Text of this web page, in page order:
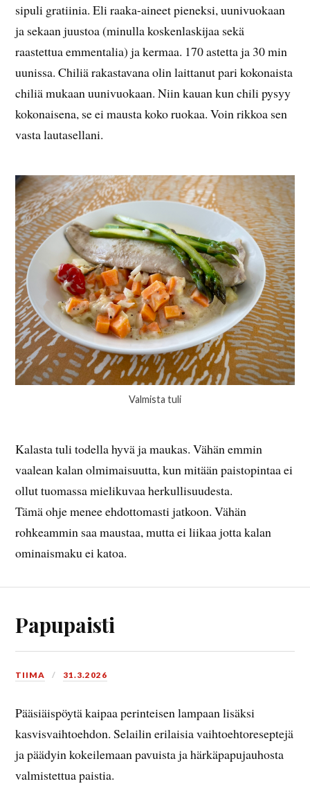
sipuli gratiinia. Eli raaka-aineet pieneksi, uunivuokaan
ja sekaan juustoa (minulla koskenlaskijaa sekä
raastettua emmentalia) ja kermaa. 170 astetta ja 30 min
uunissa. Chiliä rakastavana olin laittanut pari kokonaista
chiliä mukaan uunivuokaan. Niin kauan kun chili pysyy
kokonaisena, se ei mausta koko ruokaa. Voin rikkoa sen
vasta lautasellani.
Valmista tuli
Kalasta tuli todella hyvä ja maukas. Vähän emmin
vaalean kalan olmimaisuutta, kun mitään paistopintaa ei
ollut tuomassa mielikuvaa herkullisuudesta.
Tämä ohje menee ehdottomasti jatkoon. Vähän
rohkeammin saa maustaa, mutta ei liikaa jotta kalan
ominaismaku ei katoa.
Papupaisti
TIIMA 31.3.2026
Pääsiäispöytä kaipaa perinteisen lampaan lisäksi
kasvisvaihtoehdon. Selailin erilaisia vaihtoehtoreseptejä
ja päädyin kokeilemaan pavuista ja härkäpapujauhosta
valmistettua paistia.